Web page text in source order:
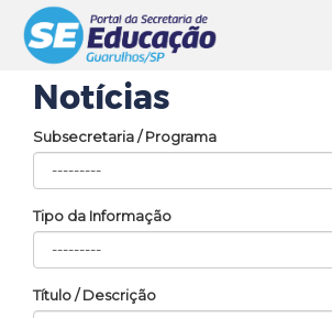
Notícias
Subsecretaria / Programa
Tipo da Informação
Título / Descrição